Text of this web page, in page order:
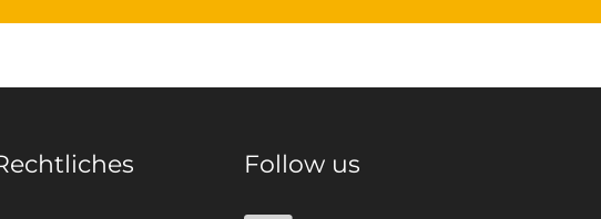
Follow us